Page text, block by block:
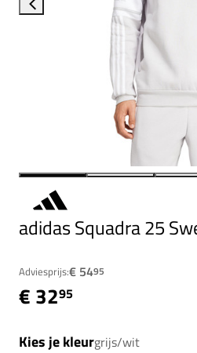
adidas Squadra 25
Adviesprijs:€ 5495
€ 3295
Kies je kleurgrijs/wit